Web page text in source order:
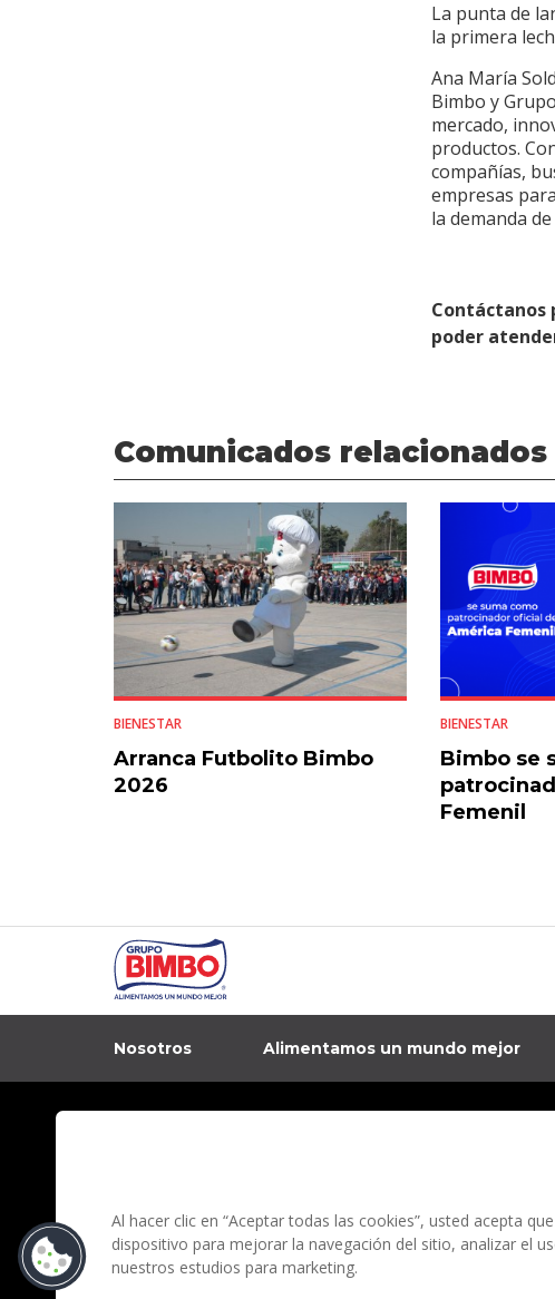
La punta de
la primera
Ana María
Bimbo y
mercado,
productos.
compañías,
empresas
la demanda
Contáctanos
poder
Comunicados relacionados
BIENESTAR
Arranca Futbolito Bimbo
2026
BIENESTAR
Bimbo se
Femenil
Nosotros Alimentamos un mundo mejor
Al hacer clic en “Aceptar todas las cookies”, usted acepta
dispositivo para mejorar la navegación del sitio, analizar el
nuestros estudios para marketing.